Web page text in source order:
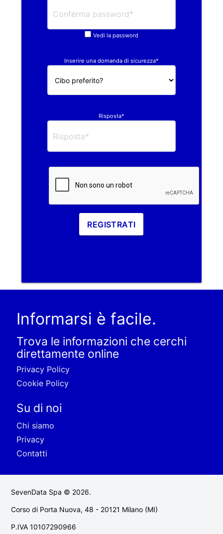
Vedi la password
Inserire una domanda di sicurezza*
Risposta*
REGISTRATI
Informarsi è facile.
Trova le informazioni che cerchi
direttamente online
Privacy Policy
Cookie Policy
Su di noi
Chi siamo
Privacy
Contatti
SevenData Spa © 2026.
Corso di Porta Nuova, 48 - 20121 Milano (MI)
P.IVA 10107290966